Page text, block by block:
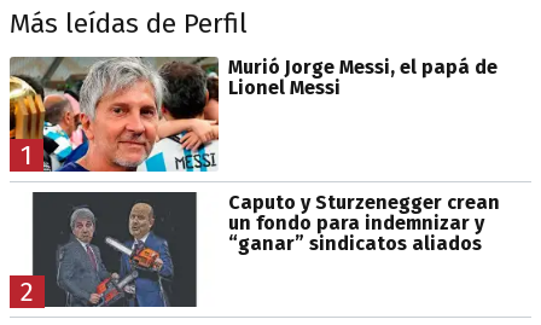
Más leídas de Perfil
1
Murió Jorge Messi, el papá de
Lionel Messi
2
Caputo y Sturzenegger crean
un fondo para indemnizar y
“ganar” sindicatos aliados